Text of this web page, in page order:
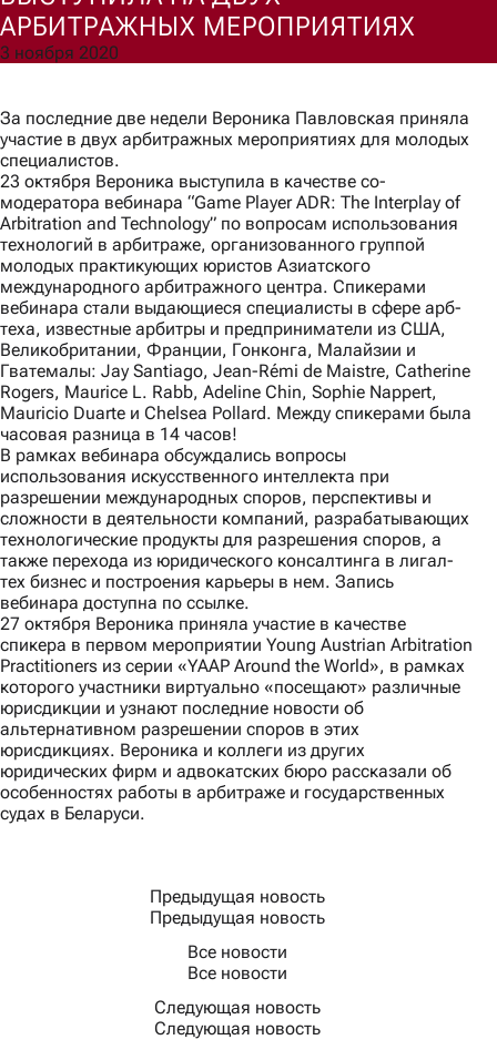
АРБИТРАЖНЫХ МЕРОПРИЯТИЯХ
3 ноября 2020
За последние две недели Вероника Павловская приняла
участие в двух арбитражных мероприятиях для молодых
специалистов.
23 октября Вероника выступила в качестве со-
модератора вебинара “Game Player ADR: The Interplay of
Arbitration and Technology” по вопросам использования
технологий в арбитраже, организованного группой
молодых практикующих юристов Азиатского
международного арбитражного центра. Спикерами
вебинара стали выдающиеся специалисты в сфере арб-
теха, известные арбитры и предприниматели из США,
Великобритании, Франции, Гонконга, Малайзии и
Гватемалы: Jay Santiago, Jean-Rémi de Maistre, Catherine
Rogers, Maurice L. Rabb, Adeline Chin, Sophie Nappert,
Mauricio Duarte и Chelsea Pollard. Между спикерами была
часовая разница в 14 часов!
В рамках вебинара обсуждались вопросы
использования искусственного интеллекта при
разрешении международных споров, перспективы и
сложности в деятельности компаний, разрабатывающих
технологические продукты для разрешения споров, а
также перехода из юридического консалтинга в лигал-
тех бизнес и построения карьеры в нем. Запись
вебинара доступна по ссылке.
27 октября Вероника приняла участие в качестве
спикера в первом мероприятии Young Austrian Arbitration
Practitioners из серии «YAAP Around the World», в рамках
которого участники виртуально «посещают» различные
юрисдикции и узнают последние новости об
альтернативном разрешении споров в этих
юрисдикциях. Вероника и коллеги из других
юридических фирм и адвокатских бюро рассказали об
особенностях работы в арбитраже и государственных
судах в Беларуси.
Предыдущая новость
Предыдущая новость
Все новости
Все новости
Следующая новость
Следующая новость
Согласен(а) на обработку моих персональных данных для
Ознакомлен(а) с правами, порядком их реализации и
последствиями дачи согласия.
Отправить